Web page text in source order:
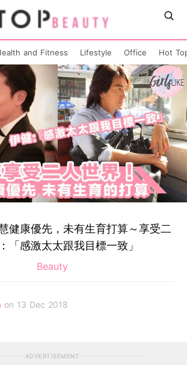
and Fitness Lifestyle Office Hot
健康優先，未有生育打算～享受二
「感激太太跟我目標一致」
Beauty
on 13 Dec 2018
ADVERTISEMENT